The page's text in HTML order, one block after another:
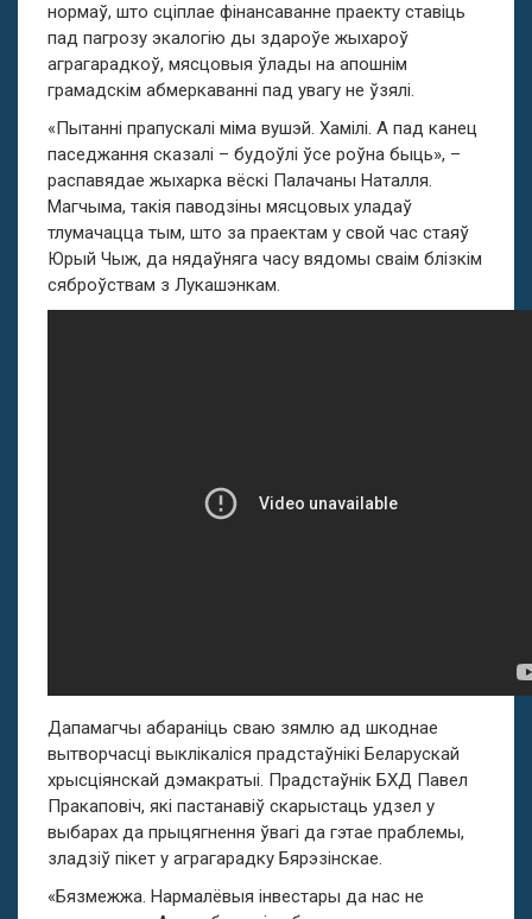
нормаў, што сціплае фінансаванне праекту ставіць
пад пагрозу экалогію ды здароўе жыхароў
аграгарадкоў, мясцовыя ўлады на апошнім
грамадскім абмеркаванні пад увагу не ўзялі.
«Пытанні прапускалі міма вушэй. Хамілі. А пад канец
паседжання сказалі – будоўлі ўсе роўна быць», –
распавядае жыхарка вёскі Палачаны Наталля.
Магчыма, такія паводзіны мясцовых уладаў
тлумачацца тым, што за праектам у свой час стаяў
Юрый Чыж, да нядаўняга часу вядомы сваім блізкім
сяброўствам з Лукашэнкам.
Дапамагчы абараніць сваю зямлю ад шкоднае
вытворчасці выклікаліся прадстаўнікі Беларускай
хрысціянскай дэмакратыі. Прадстаўнік БХД Павел
Пракаповіч, які пастанавіў скарыстаць удзел у
выбарах да прыцягнення ўвагі да гэтае праблемы,
зладзіў пікет у аграгарадку Бярэзінскае.
«Бязмежжа. Нармалёвыя інвестары да нас не